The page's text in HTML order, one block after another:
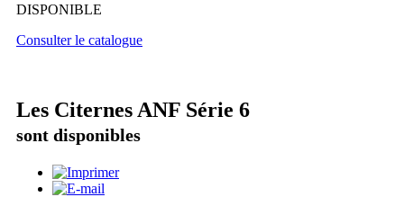
DISPONIBLE
Consulter le catalogue
Les Citernes ANF Série 6
sont disponibles